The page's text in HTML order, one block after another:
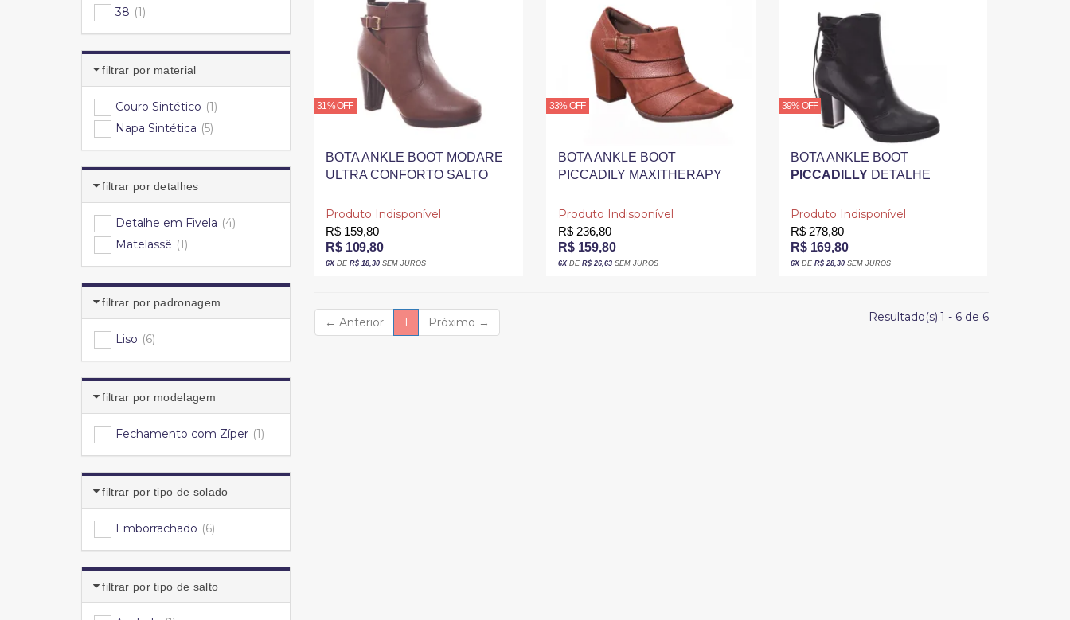
38 (1)
filtrar por material
Couro Sintético (1)
Napa Sintética (5)
filtrar por detalhes
Detalhe em Fivela (4)
Matelassê (1)
filtrar por padronagem
Liso (6)
filtrar por modelagem
Fechamento com Zíper (1)
filtrar por tipo de solado
Emborrachado (6)
filtrar por tipo de salto
31% OFF
BOTA ANKLE BOOT MODARE
ULTRA CONFORTO SALTO
MARROM
Produto Indisponível
R$ 159,80
R$ 109,80
6XDER$ 18,30 SEM JUROS
33% OFF
BOTA ANKLE BOOT
PICCADILY MAXITHERAPY
FIVELA MARROM
Produto Indisponível
R$ 236,80
R$ 159,80
6XDER$ 26,63 SEM JUROS
39% OFF
BOTA ANKLE BOOT
PICCADILLYDETALHE
PRETA
Produto Indisponível
R$ 278,80
R$ 169,80
6XDE R$ 28,30SEM JUROS
← Anterior 1 (current)
Próximo → Resultado(s):1 - 6 de 6